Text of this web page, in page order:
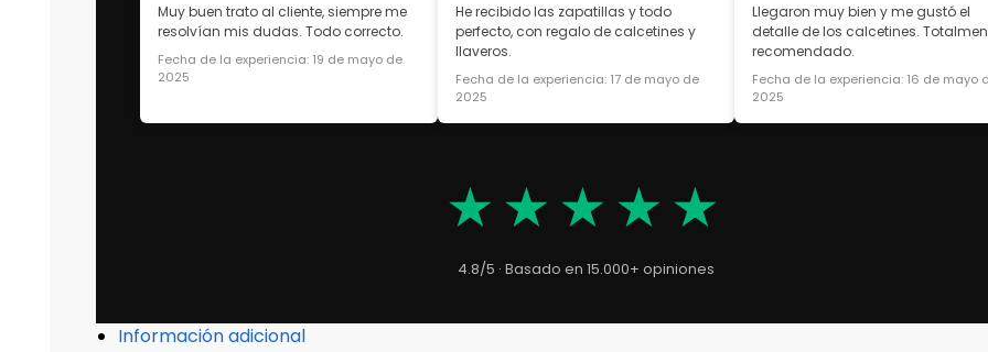
Muy buen trato al cliente, siempre me
resolvían mis dudas. Todo correcto.
Fecha de la experiencia: 19 de mayo de
2025
He recibido las zapatillas y todo
perfecto, con regalo de calcetines y
llaveros.
Fecha de la experiencia: 17 de mayo de
2025
Llegaron muy bien y me gustó el
detalle de los calcetines.
recomendado.
Fecha de la experiencia: 16 de mayo
2025
★★★★★
4.8/5 · Basado en 15.000+ opiniones
Información adicional